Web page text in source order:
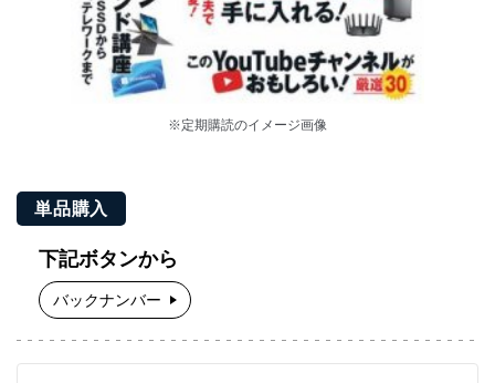
※定期購読のイメージ画像
単品購入
下記ボタンから
バックナンバー